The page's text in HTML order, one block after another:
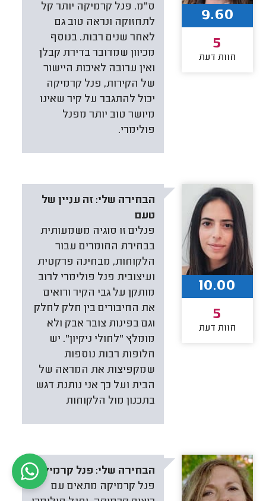
ס"מ. פנל קרמיקה יותר קל
לתחזוקה ונראה טוב גם
לאחר שנים רבות. בנוסף
מכיוון שמדובר בדירת קבלן
ואין ערובה לאיכות היישור
של הקירות, פנל קרמיקה
יכול להתגבר על קיר שאינו
מיושר טוב יותר מפנל
פולימרי.
9.60
5
חוות דעת
הבחירה שלי: זה עניין של
טעם
פנלים זו סוגיה משמעותית
בבחירת החומרים עבור
הלקוחות, מבחינה פרקטית
ועיצובית פנל פולימרי לרוב
מותקן על גבי הקיר ורואים
את החיבורים בין חלק לחלק
וגם בפינות צובר אבק ולא
מומלץ "לחולי ניקיון". יש
חלופות רבות נוספות
שמקפיצות את המראה של
הבית ועל כך אני נותנת דגש
בתכנון מול הלקוחות
10.00
5
חוות דעת
הבחירה שלי: פנל קרמיקה
פנל קרמיקה מתאים עם